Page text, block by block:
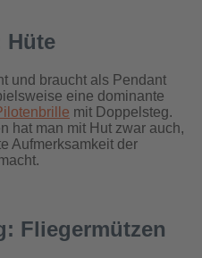
Hüte
und braucht als Pendant
eine dominante
mit Doppelsteg.
hat man mit Hut zwar auch,
Aufmerksamkeit der
Fliegermützen